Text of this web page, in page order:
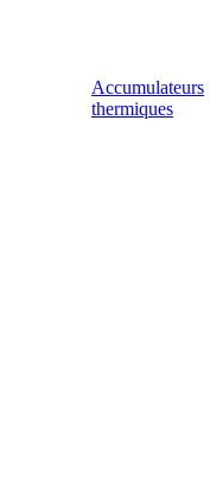
Accumulateurs
thermiques